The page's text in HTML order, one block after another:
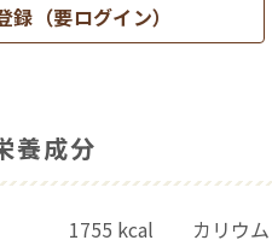
録（要ログイン）
養成分
1755 kcal カリウム